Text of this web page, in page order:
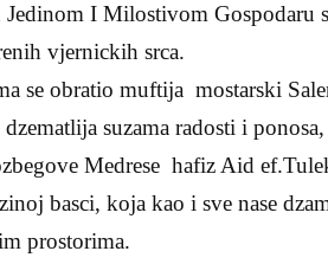
I Milostivom Gospodaru
vjernickih srca.
se obratio muftija mostarski
suzama radosti i
Medrese hafiz Aid
basci, koja kao i sve nase
prostorima.